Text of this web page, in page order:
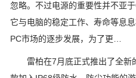
忽略。不过电源的重要性并不亚
它与电脑的稳定工作、寿命等息
PC市场的逐步发展，为了更…
雷柏在7月底正式推出了全新